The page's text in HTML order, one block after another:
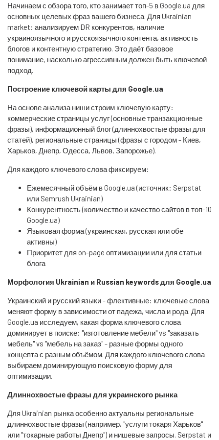
Начинаем с обзора того, кто занимает топ-5 в Google.ua для
основных целевых фраз вашего бизнеса. Для Ukrainian
market: анализируем DR конкурентов, наличие
украиноязычного и русскоязычного контента, активность
блогов и контентную стратегию. Это даёт базовое
понимание, насколько агрессивным должен быть ключевой
подход.
Построение ключевой карты для Google.ua
На основе анализа ниши строим ключевую карту:
коммерческие страницы услуг (основные транзакционные
фразы), информационный блог (длиннохвостые фразы для
статей), региональные страницы (фразы с городом - Киев,
Харьков, Днепр, Одесса, Львов, Запорожье).
Для каждого ключевого слова фиксируем:
Ежемесячный объём в Google.ua (источник: Serpstat
или Semrush Ukrainian)
Конкурентность (количество и качество сайтов в топ-10
Google.ua)
Языковая форма (украинская, русская или обе
активны)
Приоритет для on-page оптимизации или для статьи
блога
Морфология Ukrainian и Russian keywords для Google.ua
Украинский и русский языки - флективные: ключевые слова
меняют форму в зависимости от падежа, числа и рода. Для
Google.ua исследуем, какая форма ключевого слова
доминирует в поиске: "изготовление мебели" vs "заказать
мебель" vs "мебель на заказ" - разные формы одного
концепта с разным объёмом. Для каждого ключевого слова
выбираем доминирующую поисковую форму для
оптимизации.
Длиннохвостые фразы для украинского рынка
Для Ukrainian рынка особенно актуальны региональные
длиннохвостые фразы (например, "услуги токаря Харьков"
или "токарные работы Днепр") и нишевые запросы. Serpstat и